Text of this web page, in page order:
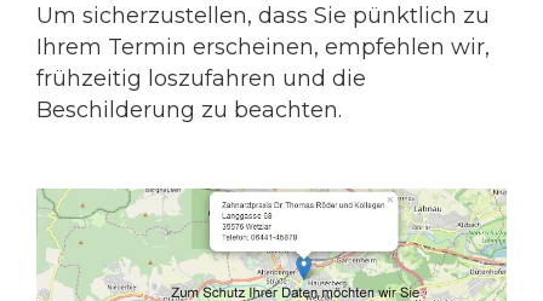
Um sicherzustellen, dass Sie pünktlich zu
Ihrem Termin erscheinen, empfehlen wir,
frühzeitig loszufahren und die
Beschilderung zu beachten.